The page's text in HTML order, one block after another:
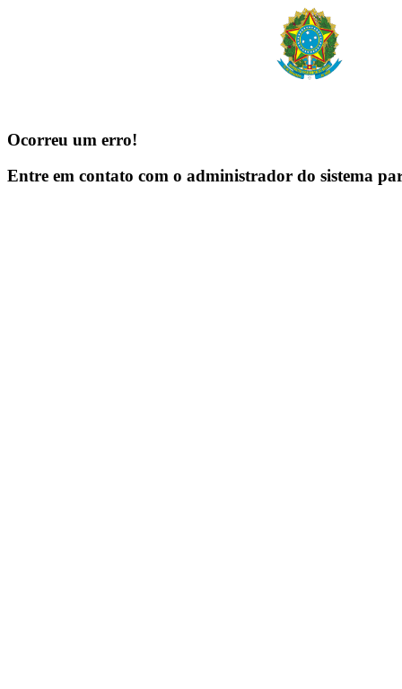
Ocorreu um erro!
Entre em contato com o administrador do sistema